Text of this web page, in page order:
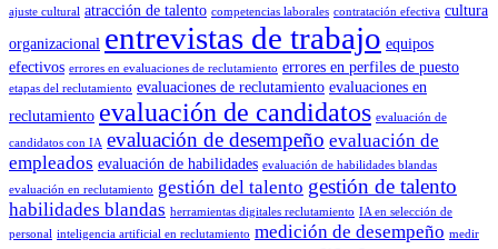
ajuste cultural atracción de talento competencias laborales contratación efectiva cultura
organizacional entrevistas de trabajo equipos
efectivos errores en evaluaciones de reclutamiento errores en perfiles de puesto
etapas del reclutamiento evaluaciones de reclutamiento evaluaciones en
reclutamiento evaluación de candidatos evaluación de
candidatos con IA evaluación de desempeño evaluación de
empleados evaluación de habilidades evaluación de habilidades blandas
evaluación en reclutamiento gestión del talento gestión de talento
habilidades blandas herramientas digitales reclutamiento IA en selección de
personal inteligencia artificial en reclutamiento medición de desempeño medir